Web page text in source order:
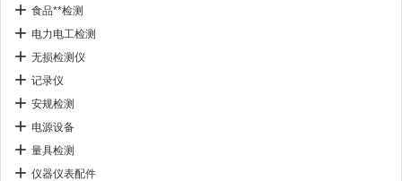
食品**检测
电力电工检测
无损检测仪
记录仪
安规检测
电源设备
量具检测
仪器仪表配件